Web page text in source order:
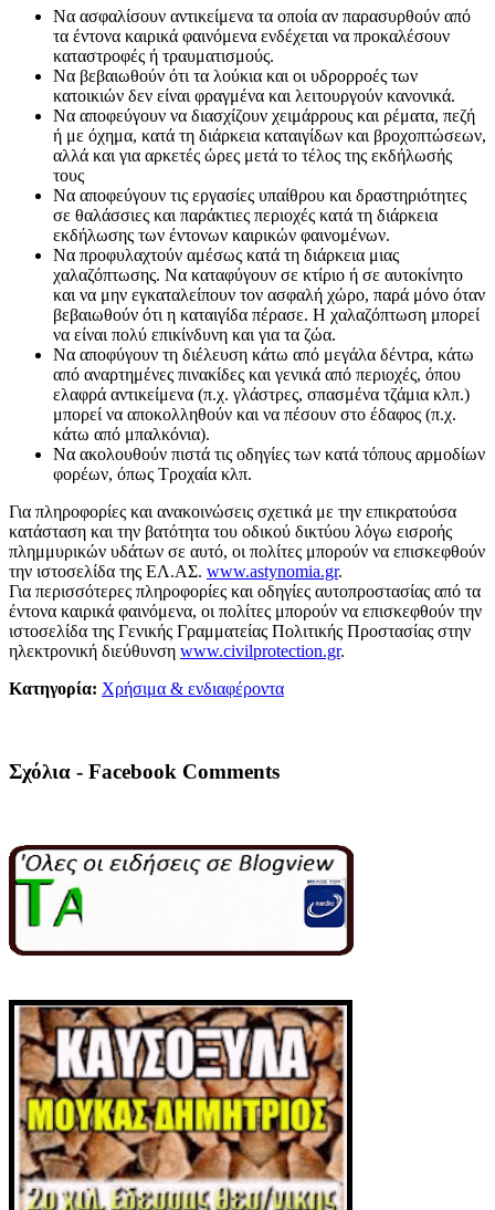
Να ασφαλίσουν αντικείμενα τα οποία αν παρασυρθούν από
τα έντονα καιρικά φαινόμενα ενδέχεται να προκαλέσουν
καταστροφές ή τραυματισμούς.
Nα βεβαιωθούν ότι τα λούκια και οι υδρορροές των
κατοικιών δεν είναι φραγμένα και λειτουργούν κανονικά.
Να αποφεύγουν να διασχίζουν χειμάρρους και ρέματα, πεζή
ή με όχημα, κατά τη διάρκεια καταιγίδων και βροχοπτώσεων,
αλλά και για αρκετές ώρες μετά το τέλος της εκδήλωσής
τους
Να αποφεύγουν τις εργασίες υπαίθρου και δραστηριότητες
σε θαλάσσιες και παράκτιες περιοχές κατά τη διάρκεια
εκδήλωσης των έντονων καιρικών φαινομένων.
Να προφυλαχτούν αμέσως κατά τη διάρκεια μιας
χαλαζόπτωσης. Να καταφύγουν σε κτίριο ή σε αυτοκίνητο
και να μην εγκαταλείπουν τον ασφαλή χώρο, παρά μόνο όταν
βεβαιωθούν ότι η καταιγίδα πέρασε. Η χαλαζόπτωση μπορεί
να είναι πολύ επικίνδυνη και για τα ζώα.
Να αποφύγουν τη διέλευση κάτω από μεγάλα δέντρα, κάτω
από αναρτημένες πινακίδες και γενικά από περιοχές, όπου
ελαφρά αντικείμενα (π.χ. γλάστρες, σπασμένα τζάμια κλπ.)
μπορεί να αποκολληθούν και να πέσουν στο έδαφος (π.χ.
κάτω από μπαλκόνια).
Να ακολουθούν πιστά τις οδηγίες των κατά τόπους αρμοδίων
φορέων, όπως Τροχαία κλπ.
Για πληροφορίες και ανακοινώσεις σχετικά με την επικρατούσα
κατάσταση και την βατότητα του οδικού δικτύου λόγω εισροής
πλημμυρικών υδάτων σε αυτό, οι πολίτες μπορούν να επισκεφθούν
την ιστοσελίδα της ΕΛ.ΑΣ. www.astynomia.gr.
Για περισσότερες πληροφορίες και οδηγίες αυτοπροστασίας από τα
έντονα καιρικά φαινόμενα, οι πολίτες μπορούν να επισκεφθούν την
ιστοσελίδα της Γενικής Γραμματείας Πολιτικής Προστασίας στην
ηλεκτρονική διεύθυνση www.civilprotection.gr.
Κατηγορία: Χρήσιμα & ενδιαφέροντα
Σχόλια - Facebook Comments